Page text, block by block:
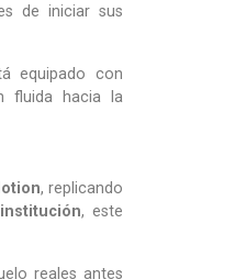
de iniciar sus
equipado con
fluida hacia la
, replicando
institución, este
reales antes